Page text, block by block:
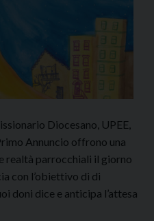
Diocesano, UPEE,
Annuncio offrono una
realtà parrocchiali il giorno
con l’obiettivo di di
doni dice e anticipa l’attesa